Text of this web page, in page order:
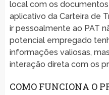
local com os
aplicativo da Carteira de
ir pessoalmente ao PAT
potencial empregado
informações valiosas,
interação direta com os
COMO FUNCIONA O